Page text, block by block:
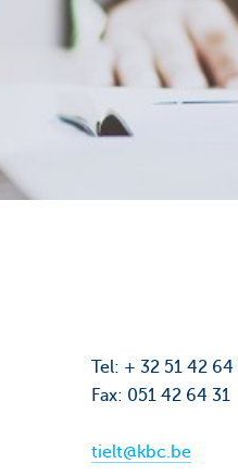
Tel: + 32 51 42 64
Fax: 051 42 64 31
tielt@kbc.be